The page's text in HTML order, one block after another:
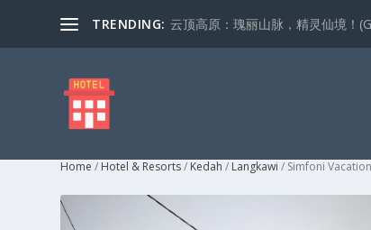
TRENDING: 云顶高原：瑰丽山脉，精灵仙境！
Home / Hotel & Resorts/ Kedah / Langkawi / Simfoni